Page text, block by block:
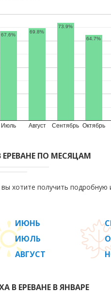
Июль Август Сентябрь Октябрь
67.6%
69.8%
73.9%
64.7%
ПО МЕСЯЦАМ
хотите получить
ИЮНЬ
ИЮЛЬ
АВГУСТ
В ЕРЕВАНЕ В ЯНВАРЕ